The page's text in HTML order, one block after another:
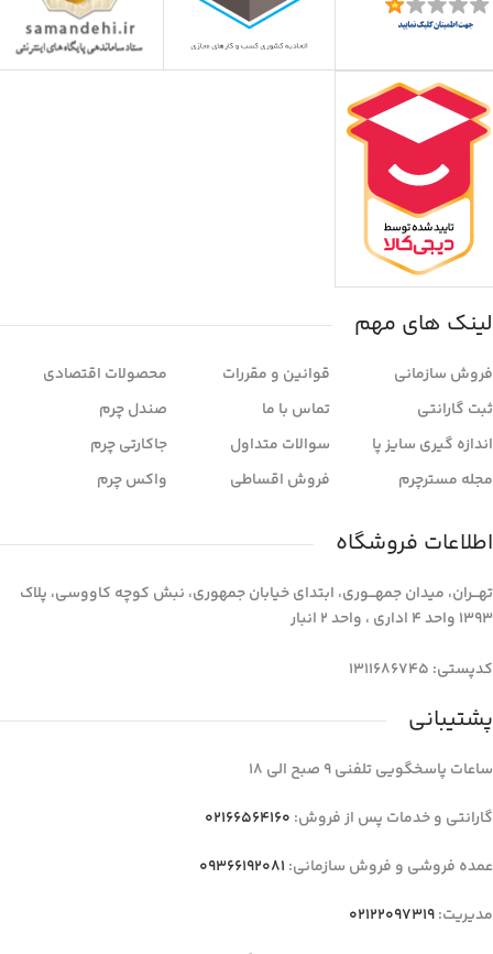
لینک های مهم
فروش سازمانی
ثبت گارانتی
اندازه گیری سایز پا
مجله مسترچرم
قوانین و مقررات
تماس با ما
سوالات متداول
فروش اقساطی
محصولات اقتصادی
صندل چرم
جاکارتی چرم
واکس چرم
اطلاعات فروشگاه
تهـــران، میدان جمهـــوری، ابتدای خیابان جمهوری، نبش کوچه کاووسی، پلاک
1393 واحد 4 اداری ، واحد 2 انبار
کدپستی: 1311686745
پشتیبانی
ساعات پاسخگویی تلفنی 9 صبح الی 18
گارانتی و خدمات پس از فروش: 02166564160
عمده فروشی و فروش سازمانی: 09366192081
مدیریت:02122097319